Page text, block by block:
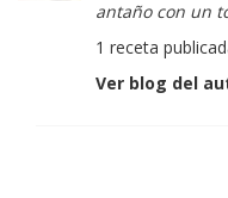
antaño con un
1 receta
Ver blog del